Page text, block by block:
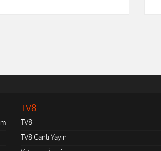
TV8
TV8
TV8 Canlı Yayın